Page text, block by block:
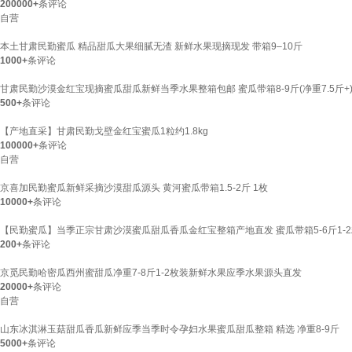
200000+条评论
自营
本土甘肃民勤蜜瓜 精品甜瓜大果细腻无渣 新鲜水果现摘现发 带箱9–10斤
1000+条评论
甘肃民勤沙漠金红宝现摘蜜瓜甜瓜新鲜当季水果整箱包邮 蜜瓜带箱8-9斤(净重7.5斤+)
500+条评论
【产地直采】甘肃民勤戈壁金红宝蜜瓜1粒约1.8kg
100000+条评论
自营
京喜加民勤蜜瓜新鲜采摘沙漠甜瓜源头 黄河蜜瓜带箱1.5-2斤 1枚
10000+条评论
【民勤蜜瓜】当季正宗甘肃沙漠蜜瓜甜瓜香瓜金红宝整箱产地直发 蜜瓜带箱5-6斤1-
200+条评论
京觅民勤哈密瓜西州蜜甜瓜净重7-8斤1-2枚装新鲜水果应季水果源头直发
20000+条评论
自营
山东冰淇淋玉菇甜瓜香瓜新鲜应季当季时令孕妇水果蜜瓜甜瓜整箱 精选 净重8-9斤
5000+条评论